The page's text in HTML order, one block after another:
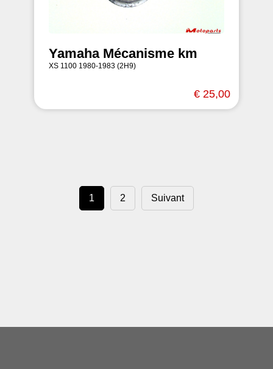
Yamaha Mécanisme km
XS 1100 1980-1983 (2H9)
€ 25,00
1 2 Suivant